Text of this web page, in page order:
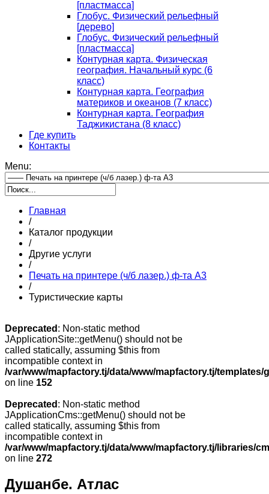
[пластмасса]
Глобус. Физический рельефный
[дерево]
Глобус. Физический рельефный
[пластмасса]
Контурная карта. Физическая
география. Начальный курс (6
класс)
Контурная карта. География
материков и океанов (7 класс)
Контурная карта. География
Таджикистана (8 класс)
Где купить
Контакты
Menu:
Главная
/
Каталог продукции
/
Другие услуги
/
Печать на принтере (ч/б лазер.) ф-та А3
/
Туристические карты
Deprecated : Non-static method
JApplicationSite::getMenu() should not be
called statically, assuming $this from
incompatible context in
/var/www/mapfactory.tj/data/www/mapfactory.tj/
on line 152
Deprecated : Non-static method
JApplicationCms::getMenu() should not be
called statically, assuming $this from
incompatible context in
/var/www/mapfactory.tj/data/www/mapfactory.tj/libraries/
on line 272
Душанбе. Атлас